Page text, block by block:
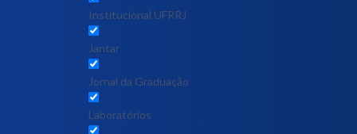
Institucional UFRRJ
Jantar
Jornal da Graduação
Laboratórios